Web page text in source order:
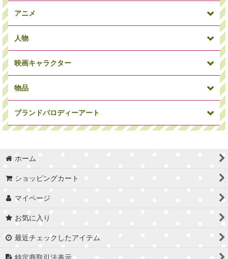
アニメ
カウズ
人物
バスケ選手
映画キャラクター
物品
ブランドパロディーアート
Craig Garcia
ホーム
ショッピングカート
マイページ
お気に入り
最近チェックしたアイテム
特定商取引法表示